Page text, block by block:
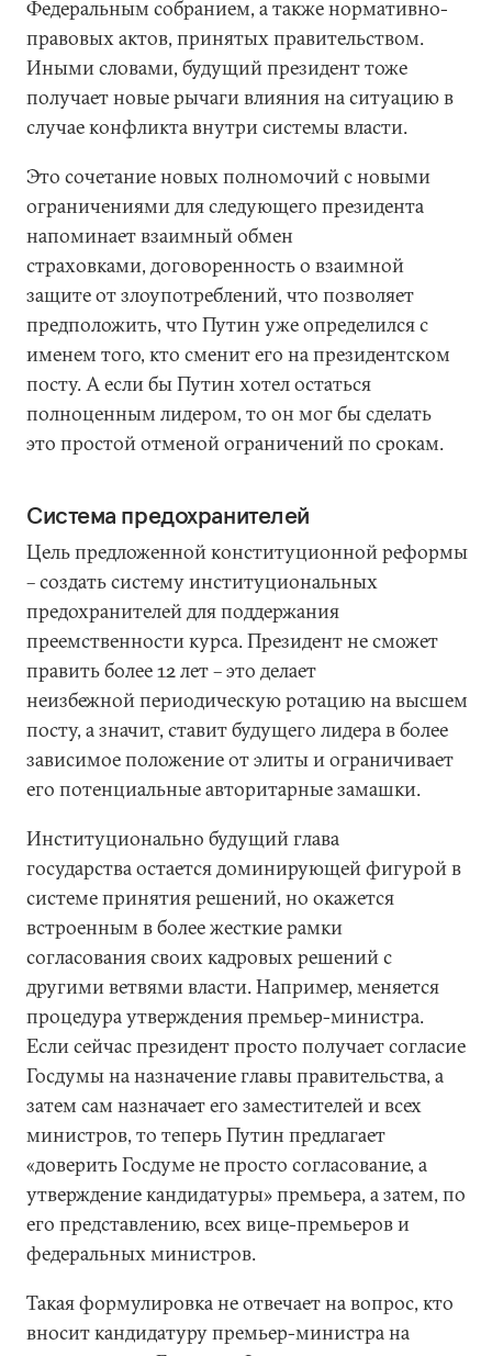
Федеральным собранием, а также нормативно-
правовых актов, принятых правительством.
Иными словами, будущий президент тоже
получает новые рычаги влияния на ситуацию в
случае конфликта внутри системы власти.
Это сочетание новых полномочий с новыми
ограничениями для следующего президента
напоминает взаимный обмен
страховками, договоренность о взаимной
защите от злоупотреблений, что позволяет
предположить, что Путин уже определился с
именем того, кто сменит его на президентском
посту. А если бы Путин хотел остаться
полноценным лидером, то он мог бы сделать
это простой отменой ограничений по срокам.
Система предохранителей
Цель предложенной конституционной реформы
– создать систему институциональных
предохранителей для поддержания
преемственности курса. Президент не сможет
править более 12 лет – это делает
неизбежной периодическую ротацию на высшем
посту, а значит, ставит будущего лидера в более
зависимое положение от элиты и ограничивает
его потенциальные авторитарные замашки.
Институционально будущий глава
государства остается доминирующей фигурой в
системе принятия решений, но окажется
встроенным в более жесткие рамки
согласования своих кадровых решений с
другими ветвями власти. Например, меняется
процедура утверждения премьер-министра.
Если сейчас президент просто получает согласие
Госдумы на назначение главы правительства, а
затем сам назначает его заместителей и всех
министров, то теперь Путин предлагает
«доверить Госдуме не просто согласование, а
утверждение кандидатуры» премьера, а затем, по
его представлению, всех вице-премьеров и
федеральных министров.
Такая формулировка не отвечает на вопрос, кто
вносит кандидатуру премьер-министра на